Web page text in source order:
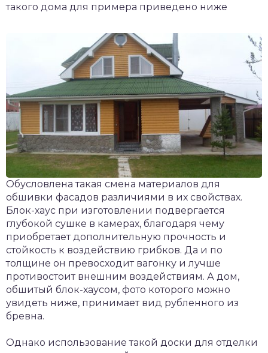
такого дома для примера приведено ниже
Обусловлена такая смена материалов для
обшивки фасадов различиями в их свойствах.
Блок-хаус при изготовлении подвергается
глубокой сушке в камерах, благодаря чему
приобретает дополнительную прочность и
стойкость к воздействию грибков. Да и по
толщине он превосходит вагонку и лучше
противостоит внешним воздействиям. А дом,
обшитый блок-хаусом, фото которого можно
увидеть ниже, принимает вид рубленного из
бревна.
Однако использование такой доски для отделки